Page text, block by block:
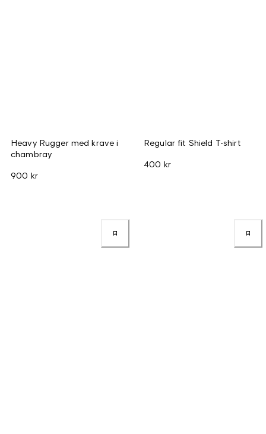
Heavy Rugger med krave i
chambray
900 kr
Regular fit Shield T-shirt
400 kr